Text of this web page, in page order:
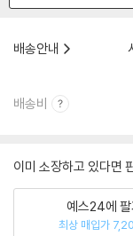
배송안내
배송비
이미 소장하고 있다면
예스24에 팔
최상 매입가